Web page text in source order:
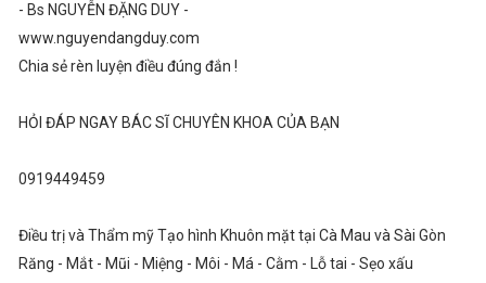
- Bs NGUYỄN ĐẶNG DUY -
www.nguyendangduy.com
Chia sẻ rèn luyện điều đúng đắn !
HỎI ĐÁP NGAY BÁC SĨ CHUYÊN KHOA CỦA BẠN
0919449459
Điều trị và Thẩm mỹ Tạo hình Khuôn mặt tại Cà Mau và Sài Gòn
Răng - Mắt - Mũi - Miệng - Môi - Má - Cằm - Lỗ tai - Sẹo xấu